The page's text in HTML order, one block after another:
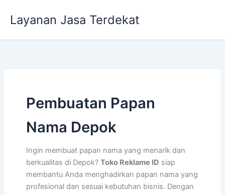
Layanan Jasa Terdekat
Pembuatan Papan
Nama Depok
Ingin membuat papan nama yang menarik dan
berkualitas di Depok? Toko Reklame ID siap
membantu Anda menghadirkan papan nama yang
profesional dan sesuai kebutuhan bisnis. Dengan